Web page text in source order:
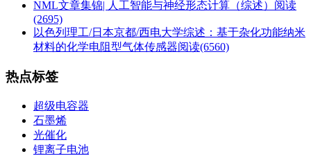
NML文章集锦| 人工智能与神经形态计算（综述） 阅读
(2695)
以色列理工/日本京都/西电大学综述：基于杂化功能纳米
材料的化学电阻型气体传感器阅读(6560)
热点标签
超级电容器
石墨烯
光催化
锂离子电池